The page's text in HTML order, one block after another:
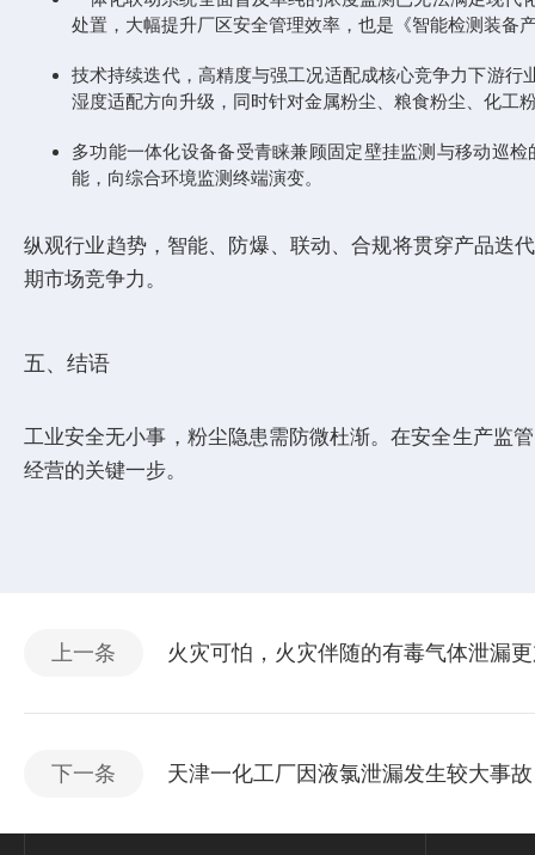
处置，大幅提升厂区安全管理效率，也是《智能检测装备
技术持续迭代，高精度与强工况适配成核心竞争力下游
湿度适配方向升级，同时针对金属粉尘、粮食粉尘、化工
多功能一体化设备备受青睐兼顾固定壁挂监测与移动巡
能，向综合环境监测终端演变。
纵观行业趋势，智能、防爆、联动、合规将贯穿产品迭
期市场竞争力。
五、结语
工业安全无小事，粉尘隐患需防微杜渐。在安全生产监
经营的关键一步。
上一条 火灾可怕，火灾伴随的有毒气体泄漏
下一条 天津一化工厂因液氯泄漏发生较大事故